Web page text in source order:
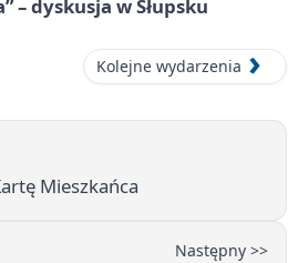
– dyskusja w Słupsku
Kolejne wydarzenia
Mieszkańca
Następny >>